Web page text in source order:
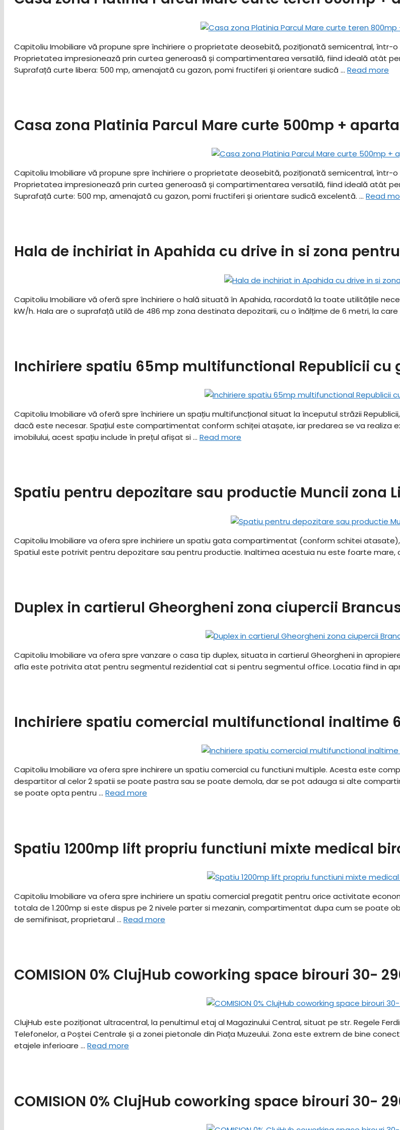
Capitoliu Imobiliare vă propune spre închiriere o proprietate deosebită, poziționată semicentral, într-
Proprietatea impresionează prin curtea generoasă și compartimentarea versatilă, fiind ideală atât
Suprafață curte libera: 500 mp, amenajată cu gazon, pomi fructiferi și orientare sudică … Read more
Casa zona Platinia Parcul Mare curte 500mp +
Capitoliu Imobiliare vă propune spre închiriere o proprietate deosebită, poziționată semicentral, într-
Proprietatea impresionează prin curtea generoasă și compartimentarea versatilă, fiind ideală atât
Suprafață curte: 500 mp, amenajată cu gazon, pomi fructiferi și orientare sudică excelentă. … Read
Hala de inchiriat in Apahida cu drive in si zona
Capitoliu Imobiliare vă oferă spre închiriere o hală situată în Apahida, racordată la toate utilitățile
kW/h. Hala are o suprafață utilă de 486 mp zona destinata depozitarii, cu o înălțime de 6 metri, la
Inchiriere spatiu 65mp multifunctional Republicii cu
Capitoliu Imobiliare vă oferă spre închiriere un spațiu multifuncțional situat la începutul străzii
dacă este necesar. Spațiul este compartimentat conform schiței atașate, iar predarea se va
imobilului, acest spațiu include în prețul afișat si … Read more
Spatiu pentru depozitare sau productie Muncii zona
Capitoliu Imobiliare va ofera spre inchiriere un spatiu gata compartimentat (conform schitei atasate),
Spatiul este potrivit pentru depozitare sau pentru productie. Inaltimea acestuia nu este foarte mare,
Duplex in cartierul Gheorgheni zona ciupercii
Capitoliu Imobiliare va ofera spre vanzare o casa tip duplex, situata in cartierul Gheorgheni in
afla este potrivita atat pentru segmentul rezidential cat si pentru segmentul office. Locatia fiind in
Inchiriere spatiu comercial multifunctional inaltime
Capitoliu Imobiliare va ofera spre inchirere un spatiu comercial cu functiuni multiple. Acesta este
despartitor al celor 2 spatii se poate pastra sau se poate demola, dar se pot adauga si alte
se poate opta pentru … Read more
Spatiu 1200mp lift propriu functiuni mixte medical
Capitoliu Imobiliare va ofera spre inchiriere un spatiu comercial pregatit pentru orice activitate
totala de 1.200mp si este dispus pe 2 nivele parter si mezanin, compartimentat dupa cum se poate
de semifinisat, proprietarul … Read more
COMISION 0% ClujHub coworking space birouri 30-
ClujHub este poziționat ultracentral, la penultimul etaj al Magazinului Central, situat pe str. Regele
Telefonelor, a Poștei Centrale și a zonei pietonale din Piața Muzeului. Zona este extrem de bine
etajele inferioare … Read more
COMISION 0% ClujHub coworking space birouri 30-